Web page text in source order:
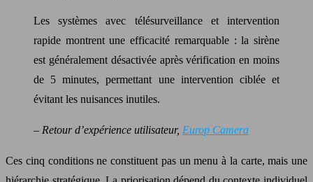
Les systèmes avec télésurveillance et intervention
rapide montrent une efficacité remarquable : la sirène
est généralement désactivée après vérification en moins
de 5 minutes, permettant une intervention ciblée et
évitant les nuisances inutiles.
– Retour d’expérience utilisateur, Europ Camera
Ces cinq conditions ne constituent pas un menu à la carte, mais une